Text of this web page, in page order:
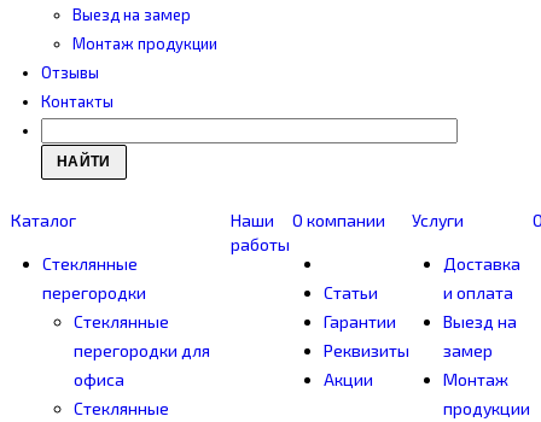
Выезд на замер
Монтаж продукции
Отзывы
Контакты
НАЙТИ
Каталог
Cтеклянные
перегородки
Стеклянные
перегородки для
офиса
Стеклянные
Наши
работы
О компании
Статьи
Гарантии
Реквизиты
Акции
Услуги
Доставка
и оплата
Выезд на
замер
Монтаж
продукции